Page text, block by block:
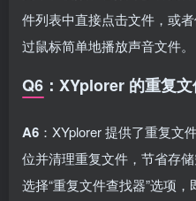
件列表中直接点击文件，或
过鼠标简单地播放声音文件。
Q6：XYplorer 的重复
A6 ：XYplorer 提供了重复文
位并清理重复文件，节省存
选择“重复文件查找器”选项，